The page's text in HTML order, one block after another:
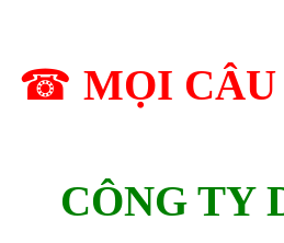
☎ MỌI
CÔNG TY